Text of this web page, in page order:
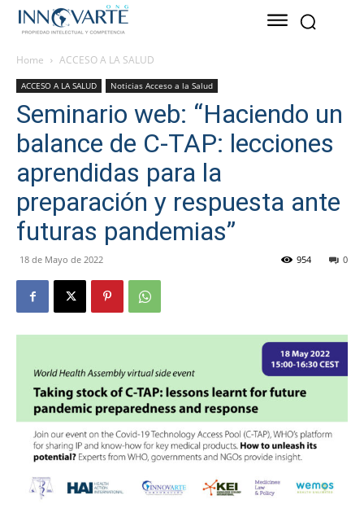
Home ACCESO A LA SALUD
ACCESO A LA SALUD Noticias Acceso a la Salud
Seminario web: “Haciendo un
balance de C-TAP: lecciones
aprendidas para la
preparación y respuesta ante
futuras pandemias”
18 de Mayo de 2022 0
954